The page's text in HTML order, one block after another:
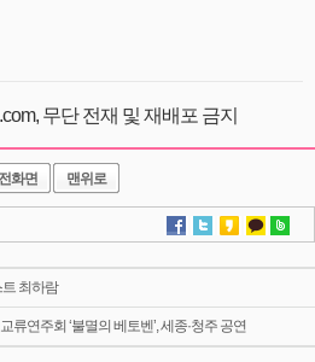
무단 전재 및 재배포 금지
화면 맨위로
최하람
류연주회 ‘불멸의 베토벤’, 세종·청주 공연